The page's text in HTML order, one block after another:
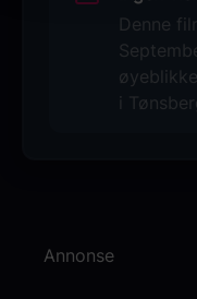
Denne
i
Annonse